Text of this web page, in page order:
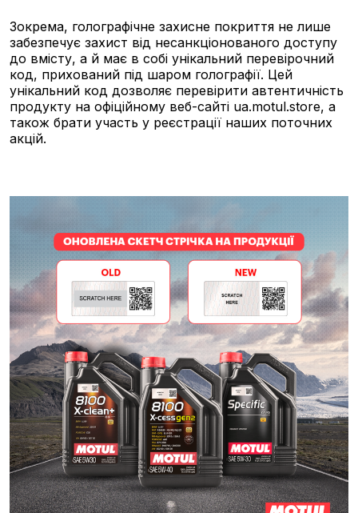
Зокрема, голографічне захисне покриття не лише
забезпечує захист від несанкціонованого доступу
до вмісту, а й має в собі унікальний перевірочний
код, прихований під шаром голографії. Цей
унікальний код дозволяє перевірити автентичність
продукту на офіційному веб-сайті ua.motul.store, а
також брати участь у реєстрації наших поточних
акцій.